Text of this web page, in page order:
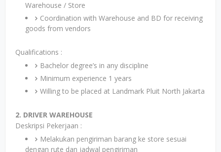
Warehouse / Store
Coordination with Warehouse and BD for receiving
goods from vendors
Qualifications :
Bachelor degree’s in any discipline
Minimum experience 1 years
Willing to be placed at Landmark Pluit North Jakarta
2. DRIVER WAREHOUSE
Deskripsi Pekerjaan :
Melakukan pengiriman barang ke store sesuai
dengan rute dan jadwal pengiriman